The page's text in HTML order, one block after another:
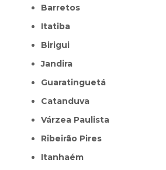
Barretos
Itatiba
Birigui
Jandira
Guaratinguetá
Catanduva
Várzea Paulista
Ribeirão Pires
Itanhaém